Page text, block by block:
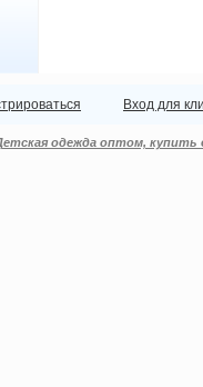
Вход для
одежда оптом,